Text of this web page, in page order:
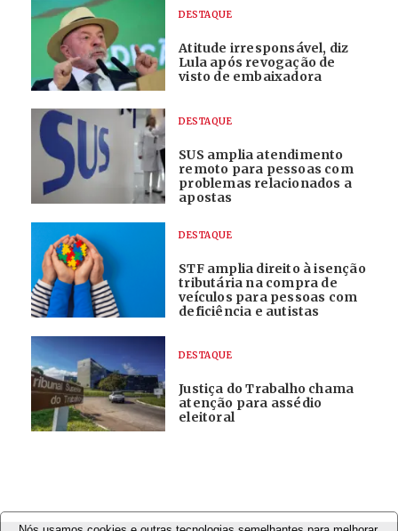
DESTAQUE
Atitude irresponsável, diz
Lula após revogação de
visto de embaixadora
DESTAQUE
SUS amplia atendimento
remoto para pessoas com
problemas relacionados a
apostas
DESTAQUE
STF amplia direito à isenção
tributária na compra de
veículos para pessoas com
deficiência e autistas
DESTAQUE
Justiça do Trabalho chama
atenção para assédio
eleitoral